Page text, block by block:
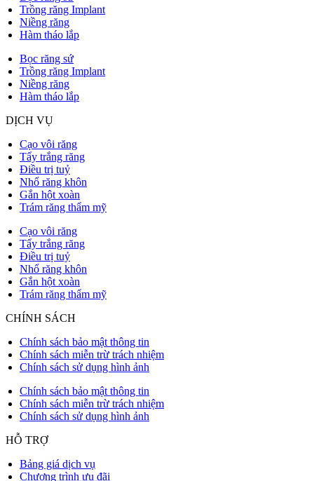
Trồng răng Implant
Niềng răng
Hàm tháo lắp
Bọc răng sứ
Trồng răng Implant
Niềng răng
Hàm tháo lắp
DỊCH VỤ
Cạo vôi răng
Tẩy trắng răng
Điều trị tuỷ
Nhổ răng khôn
Gắn hột xoàn
Trám răng thẩm mỹ
Cạo vôi răng
Tẩy trắng răng
Điều trị tuỷ
Nhổ răng khôn
Gắn hột xoàn
Trám răng thẩm mỹ
CHÍNH SÁCH
Chính sách bảo mật thông tin
Chính sách miễn trừ trách nhiệm
Chính sách sử dụng hình ảnh
Chính sách bảo mật thông tin
Chính sách miễn trừ trách nhiệm
Chính sách sử dụng hình ảnh
HỖ TRỢ
Bảng giá dịch vụ
Chương trình ưu đãi